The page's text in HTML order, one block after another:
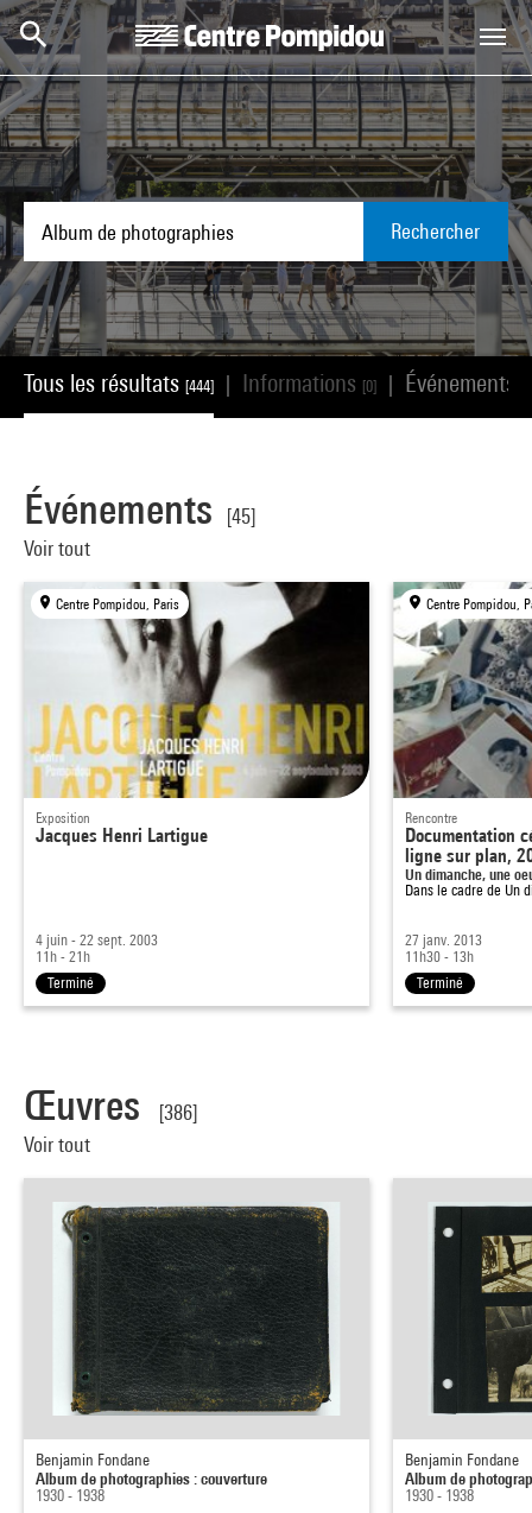
Aller au contenu principal
Centre Pompidou
Rechercher
Tous les résultats [444] Informations [0] Événements
Événements
[45]
Voir tout
Centre Pompidou, Paris
Exposition
Jacques Henri Lartigue
4 juin - 22 sept. 2003
11h - 21h
Terminé
Centre Pompidou,
Rencontre
Documentation
ligne sur plan,
Un dimanche, une
Dans le cadre de Un
27 janv. 2013
11h30 - 13h
Terminé
Œuvres
[386]
Voir tout
Benjamin Fondane
Album de photographies : couverture
1930 - 1938
Benjamin Fondane
Album de
1930 - 1938